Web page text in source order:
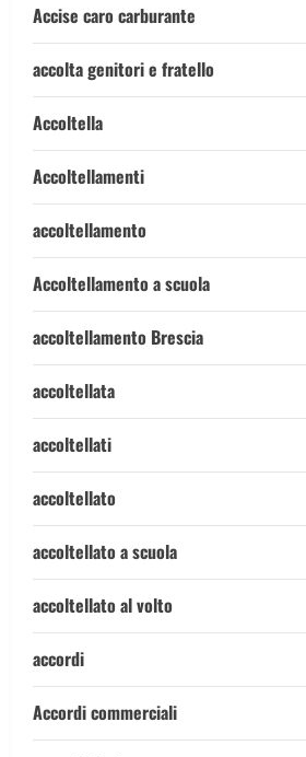
Accise caro carburante
accolta genitori e fratello
Accoltella
Accoltellamenti
accoltellamento
Accoltellamento a scuola
accoltellamento Brescia
accoltellata
accoltellati
accoltellato
accoltellato a scuola
accoltellato al volto
accordi
Accordi commerciali